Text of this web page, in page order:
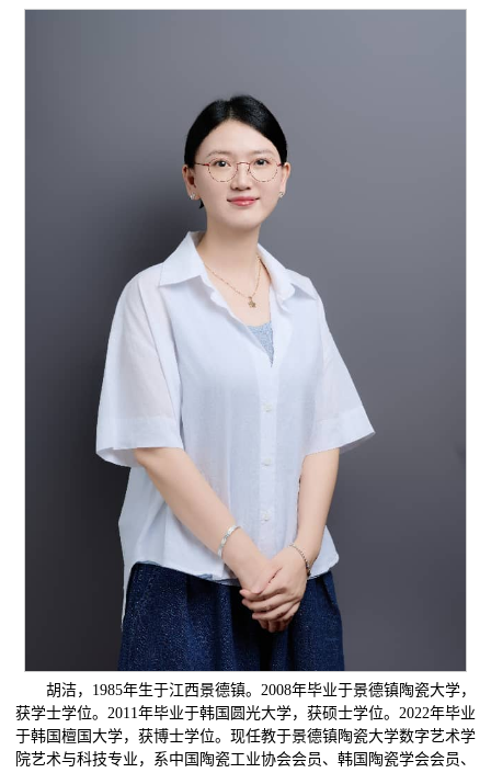
胡洁，1985年生于江西景德镇。2008年毕业于景德镇陶瓷大学，
获学士学位。2011年毕业于韩国圆光大学，获硕士学位。2022年毕业
于韩国檀国大学，获博士学位。现任教于景德镇陶瓷大学数字艺术学
院艺术与科技专业，系中国陶瓷工业协会会员、韩国陶瓷学会会员、